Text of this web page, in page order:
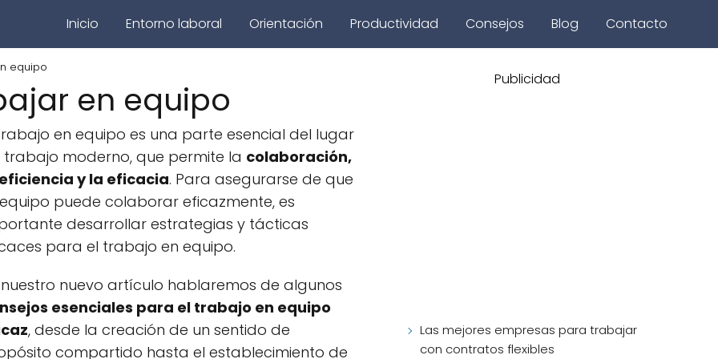
Inicio Entorno laboral Orientación Productividad Consejos Blog Contacto
equipo
en equipo
en equipo es una parte esencial del lugar
trabajo moderno, que permite la colaboración,
y la eficacia. Para asegurarse de que
puede colaborar eficazmente, es
desarrollar estrategias y tácticas
para el trabajo en equipo.
nuestro nuevo artículo hablaremos de algunos
esenciales para el trabajo en equipo
, desde la creación de un sentido de
compartido hasta el establecimiento de
Publicidad
Las mejores empresas para trabajar
con contratos flexibles